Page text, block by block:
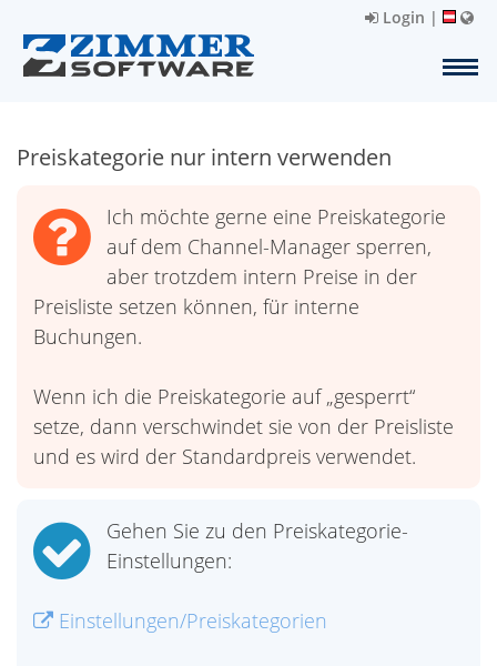
Login |
Preiskategorie nur intern verwenden
Ich möchte gerne eine Preiskategorie
auf dem Channel-Manager sperren,
aber trotzdem intern Preise in der
Preisliste setzen können, für interne
Buchungen.
Wenn ich die Preiskategorie auf „gesperrt“
setze, dann verschwindet sie von der Preisliste
und es wird der Standardpreis verwendet.
Gehen Sie zu den Preiskategorie-
Einstellungen:
Einstellungen/Preiskategorien